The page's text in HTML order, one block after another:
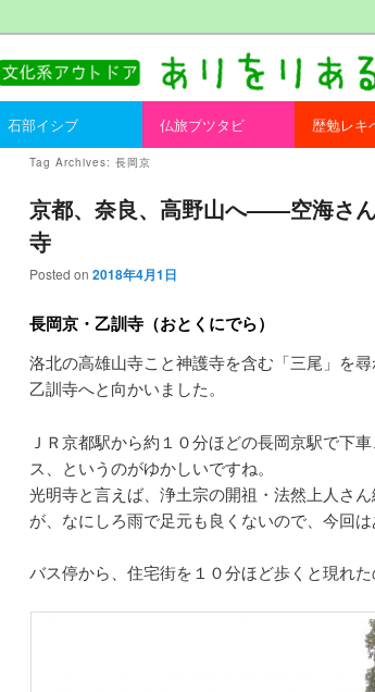
ありをりある.com
書を持ってそとへ出よう。
Main menu
Skip to primary content
Skip to secondary content
石部イシブ 仏旅ブツタビ 歴勉レキ
Tag Archives: 長岡京
京都、奈良、高野山へ――空海さ
寺
Posted on 2018年4月1日
長岡京・乙訓寺（おとくにでら）
洛北の高雄山寺こと神護寺を含む「三尾」を
乙訓寺へと向かいました。
ＪＲ京都駅から約１０分ほどの長岡京駅で下
ス、というのがゆかしいですね。
光明寺と言えば、浄土宗の開祖・法然上人さ
が、なにしろ雨で足元も良くないので、今回は
バス停から、住宅街を１０分ほど歩くと現れた